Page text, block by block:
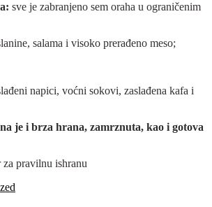
sve je zabranjeno sem oraha u ograničenim
salama i visoko prerađeno meso;
napici, voćni sokovi, zaslađena kafa i
je i brza hrana, zamrznuta, kao i gotova
pravilnu ishranu